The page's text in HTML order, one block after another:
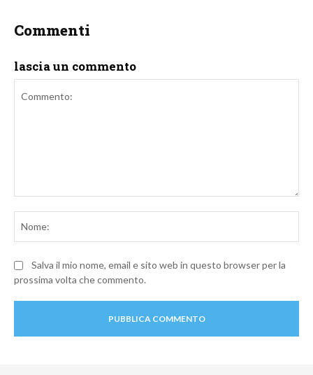
Commenti
lascia un commento
Salva il mio nome, email e sito web in questo browser per la
prossima volta che commento.